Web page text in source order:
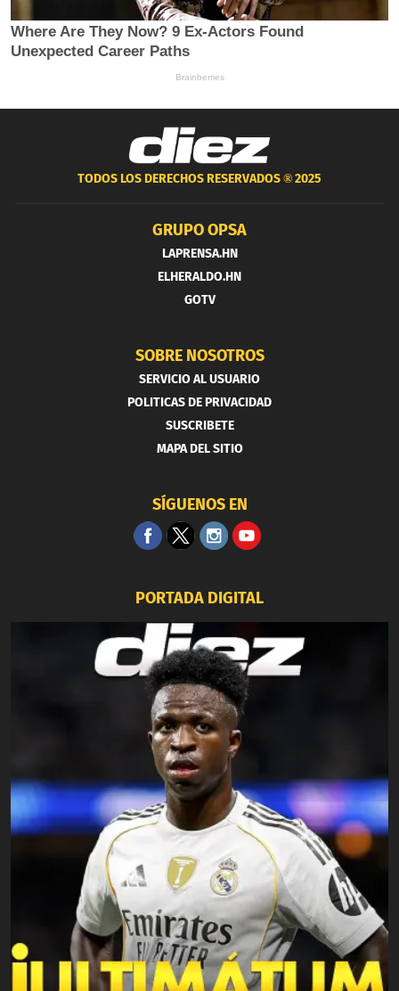
TODOS LOS DERECHOS RESERVADOS ®2025
GRUPO OPSA
LAPRENSA.HN
ELHERALDO.HN
GOTV
SOBRE NOSOTROS
SERVICIO AL USUARIO
POLITICAS DE PRIVACIDAD
SUSCRIBETE
MAPA DEL SITIO
SÍGUENOS EN
PORTADA DIGITAL